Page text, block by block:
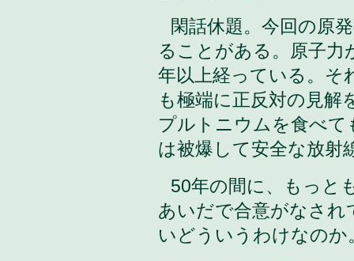
閑話休題。今回の原
ることがある。原子力
年以上経っている。そ
も極端に正反対の見解
プルトニウムを食べ
は被爆して安全な放射
50年の間に、もっと
あいだで合意がなさ
いどういうわけなのか